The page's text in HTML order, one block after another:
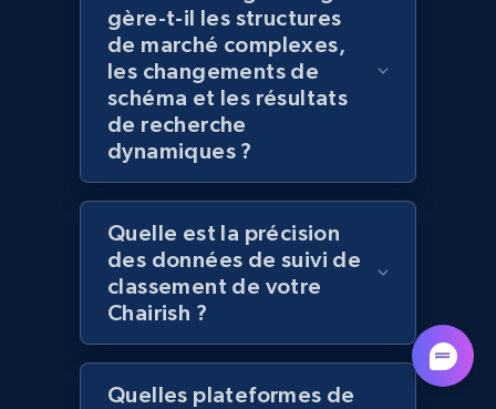
992+ 165+ Commencer
Lazada - Products - Discover products by
brand URL
URL, Title, Rating, Reviews, Initial price, Final
price, Currency, Stock, and more.
992+ 165+ Commencer
Lowes.com
gère-t-il les structures
de marché complexes,
les changements de
schéma et les résultats
de recherche
dynamiques ?
Quelle est la précision
des données de suivi de
classement de votre
Chairish ?
Quelles plateformes de